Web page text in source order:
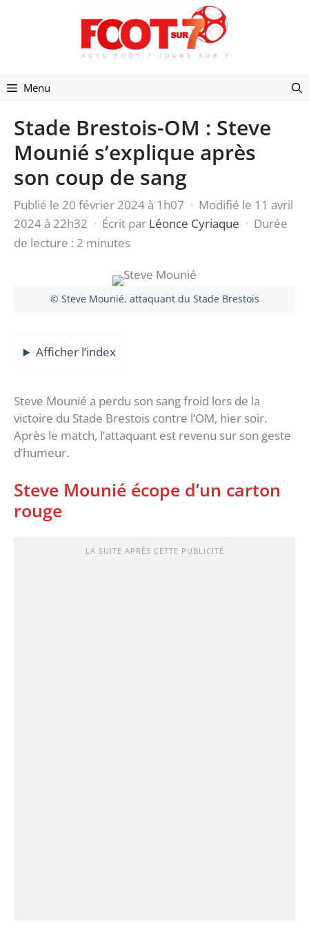
Menu
Stade Brestois-OM : Steve
Mounié s’explique après
son coup de sang
Publié le 20 février 2024 à 1h07 · Modifié le 11 avril
2024 à 22h32 · Écrit par Léonce Cyriaque · Durée
de lecture : 2 minutes
© Steve Mounié, attaquant du Stade Brestois
Afficher l’index
Steve Mounié a perdu son sang froid lors de la
victoire du Stade Brestois contre l’OM, hier soir.
Après le match, l’attaquant est revenu sur son geste
d’humeur.
Steve Mounié écope d’un carton
rouge
LA SUITE APRÈS CETTE PUBLICITÉ